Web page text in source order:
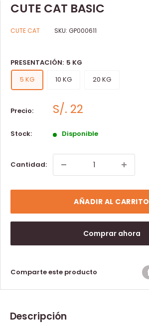
CUTE CAT BASIC
CUTE CAT SKU: GP000611
PRESENTACIÓN: 5 KG
5 KG
10 KG 20 KG
Precio: S/. 22
Stock: Disponible
Cantidad:
AÑADIR AL CARRITO
Comprar ahora
Comparte este producto
Descripción